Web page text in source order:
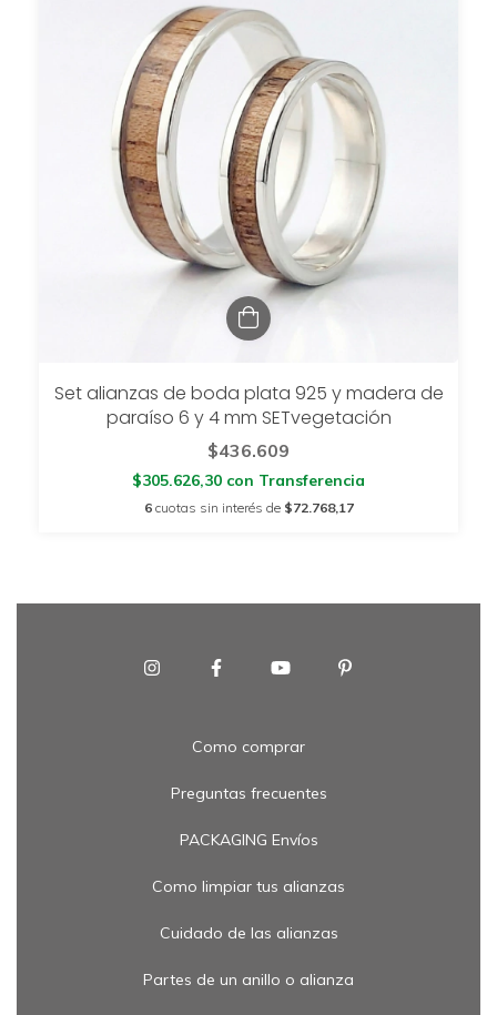
Set alianzas de boda plata 925 y madera de
paraíso 6 y 4 mm SETvegetación
$436.609
$305.626,30 con Transferencia
6 cuotas sin interés de $72.768,17
Como comprar
Preguntas frecuentes
PACKAGING Envíos
Como limpiar tus alianzas
Cuidado de las alianzas
Partes de un anillo o alianza